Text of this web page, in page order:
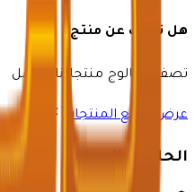
هل تبحث عن منتج؟
تصفح كتالوج منتجاتنا الكامل
عرض جميع المنتجات
الحلول والموارد